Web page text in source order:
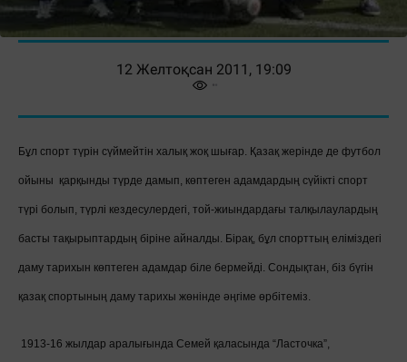
12 Желтоқсан 2011, 19:09
Бұл спорт түрін сүймейтін халық жоқ шығар. Қазақ жерінде де футбол
ойыны қарқынды түрде дамып, көптеген адамдардың сүйікті спорт
түрі болып, түрлі кездесулердегі, той-жиындардағы талқылаулардың
басты тақырыптардың біріне айналды. Бірақ, бұл спорттың еліміздегі
даму тарихын көптеген адамдар біле бермейді. Сондықтан, біз бүгін
қазақ спортының даму тарихы жөнінде әңгіме өрбітеміз.
1913-16 жылдар аралығында Семей қаласында “Ласточка”,